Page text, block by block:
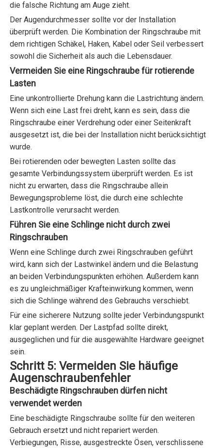
die falsche Richtung am Auge zieht.
Der Augendurchmesser sollte vor der Installation
überprüft werden. Die Kombination der Ringschraube mit
dem richtigen Schäkel, Haken, Kabel oder Seil verbessert
sowohl die Sicherheit als auch die Lebensdauer.
Vermeiden Sie eine Ringschraube für rotierende
Lasten
Eine unkontrollierte Drehung kann die Lastrichtung ändern.
Wenn sich eine Last frei dreht, kann es sein, dass die
Ringschraube einer Verdrehung oder einer Seitenkraft
ausgesetzt ist, die bei der Installation nicht berücksichtigt
wurde.
Bei rotierenden oder bewegten Lasten sollte das
gesamte Verbindungssystem überprüft werden. Es ist
nicht zu erwarten, dass die Ringschraube allein
Bewegungsprobleme löst, die durch eine schlechte
Lastkontrolle verursacht werden.
Führen Sie eine Schlinge nicht durch zwei
Ringschrauben
Wenn eine Schlinge durch zwei Ringschrauben geführt
wird, kann sich der Lastwinkel ändern und die Belastung
an beiden Verbindungspunkten erhöhen. Außerdem kann
es zu ungleichmäßiger Krafteinwirkung kommen, wenn
sich die Schlinge während des Gebrauchs verschiebt.
Für eine sicherere Nutzung sollte jeder Verbindungspunkt
klar geplant werden. Der Lastpfad sollte direkt,
ausgeglichen und für die ausgewählte Hardware geeignet
sein.
Schritt 5: Vermeiden Sie häufige
Augenschraubenfehler
Beschädigte Ringschrauben dürfen nicht
verwendet werden
Eine beschädigte Ringschraube sollte für den weiteren
Gebrauch ersetzt und nicht repariert werden.
Verbiegungen, Risse, ausgestreckte Ösen, verschlissene